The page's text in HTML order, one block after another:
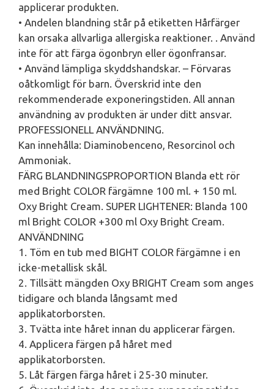
applicerar produkten.
• Andelen blandning står på etiketten Hårfärger
kan orsaka allvarliga allergiska reaktioner. . Använd
inte för att färga ögonbryn eller ögonfransar.
• Använd lämpliga skyddshandskar. – Förvaras
oåtkomligt för barn. Överskrid inte den
rekommenderade exponeringstiden. All annan
användning av produkten är under ditt ansvar.
PROFESSIONELL ANVÄNDNING.
Kan innehålla: Diaminobenceno, Resorcinol och
Ammoniak.
FÄRG BLANDNINGSPROPORTION Blanda ett rör
med Bright COLOR färgämne 100 ml. + 150 ml.
Oxy Bright Cream. SUPER LIGHTENER: Blanda 100
ml Bright COLOR +300 ml Oxy Bright Cream.
ANVÄNDNING
1. Töm en tub med BIGHT COLOR färgämne i en
icke-metallisk skål.
2. Tillsätt mängden Oxy BRIGHT Cream som anges
tidigare och blanda långsamt med
applikatorborsten.
3. Tvätta inte håret innan du applicerar färgen.
4. Applicera färgen på håret med
applikatorborsten.
5. Låt färgen färga håret i 25-30 minuter.